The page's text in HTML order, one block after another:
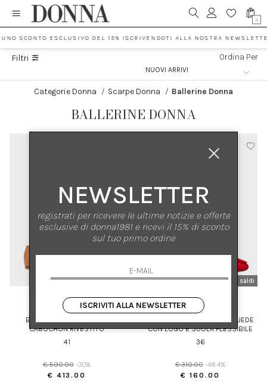
0
SCONTO ESCLUSIVO DEL 15% ISCRIVENDOTI ALLA NOSTRA
Filtri Ordina Per
Categorie Donna / Scarpe Donna / Ballerine Donna
BALLERINE DONNA
nuovi arrivi
saldi
FABIANA FILIPPI
BALLERINA IN NAPPA CON
CABOCHON RIVESTITO
41
€ 590.00 -30%
€ 413.00
nuovi arrivi
saldi
TORY BURCH
CON LOGO E SUOLA FLESSIBILE
36
€ 310.00 -48.4%
€ 160.00
NEWSLETTER
registrati per ricevere le ultime notizie e offerte
esclusive di donna1981 e ricevi il 15% di sconto
sul tuo primo ordine
ISCRIVITI ALLA NEWSLETTER